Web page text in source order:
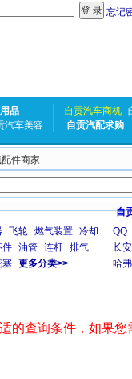
忘记
品
汽车美容
自贡汽车商机
自贡汽配求购
件商家
飞轮 燃气装置 冷却
件 油管 连杆 排气
塞 更多分类>>
自
QQ
长安
哈弗
的查询条件，如果